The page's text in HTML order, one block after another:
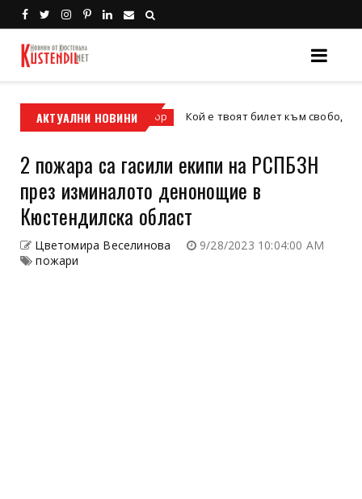
АКТУАЛНИ НОВИНИ
кросов мотор Кой е твоят билет към свободата –
2 пожара са гасили екипи на РСПБЗН
през изминалото денонощие в
Кюстендилска област
Цветомира Веселинова
9/28/2023 10:04:00 AM
пожари